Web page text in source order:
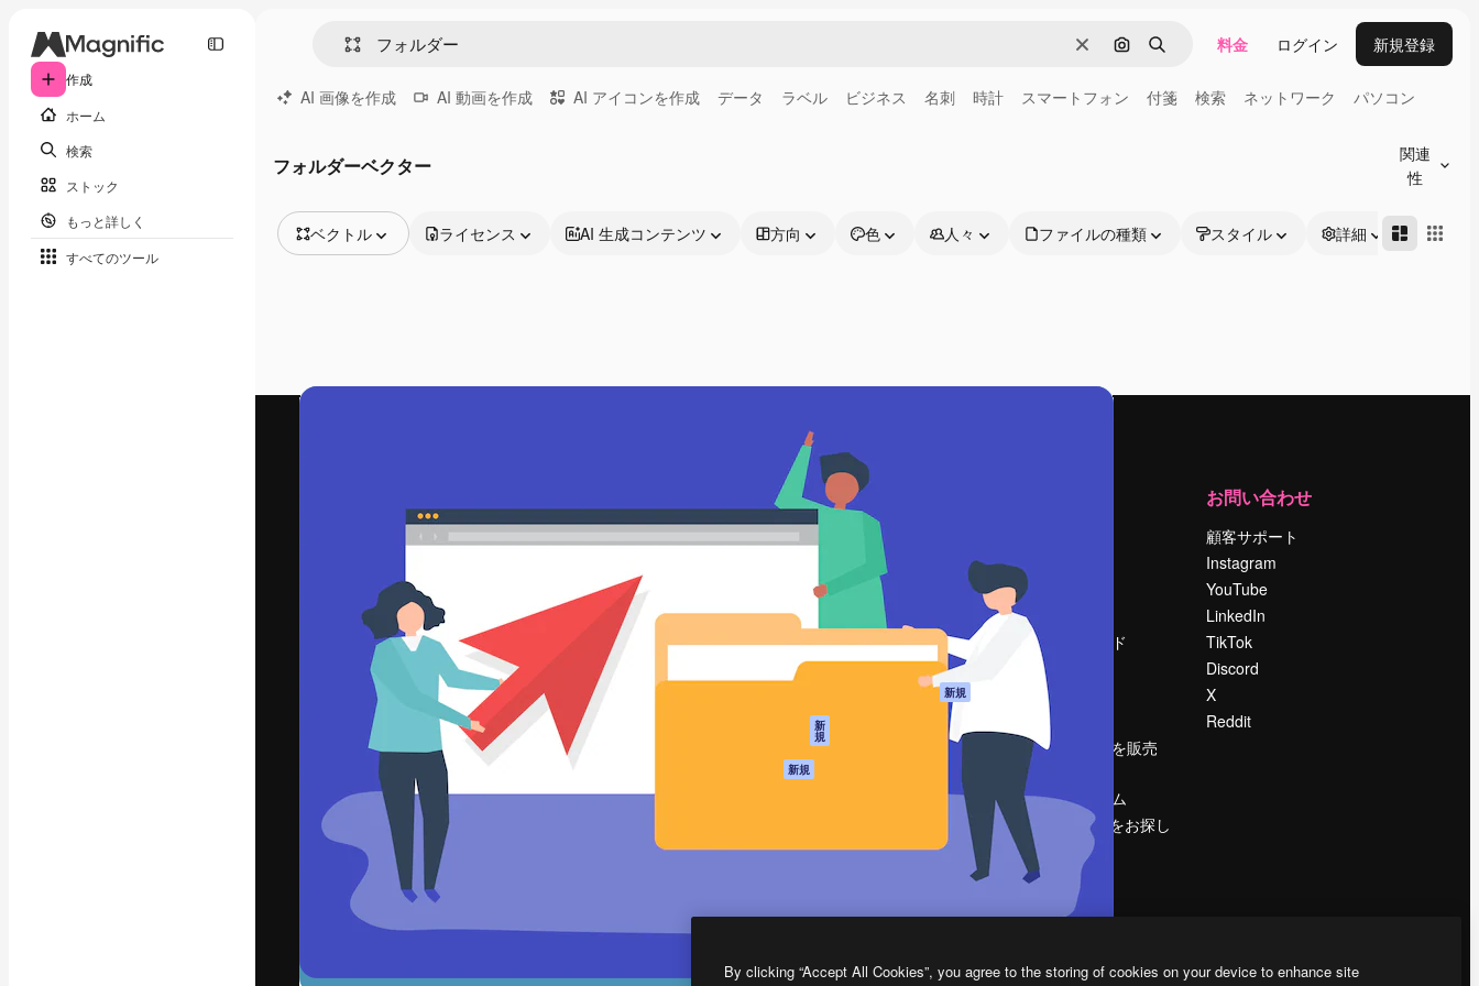
作成
ホーム
検索
ストック
もっと詳しく
すべてのツール
消去 画像で検索
検索 料金 ログイン 新規登録
AI 画像を作成 AI 動画を作成 AI アイコンを作成 データ ラベル ビジネス 名刺 時計 スマートフォン 付箋 検索 ネットワーク パソコン
フォルダーベクター
関連
性
ベクトル
動画
ライセンス AI 生成コンテンツ 方向 色 人々 ファイルの種類 スタイル 詳細
最高のクリエイティブ制作を導くためのプラ
ットフォーム。クリエイター、企業、代理
店、スタジオを含む100万人以上が利用して
います。
日本語
Spaces
AI 画像生成ツール
AI 動画生成ツール
AI 音声合成ツール
ストックコンテン
新
規
新規
すべてのMagnificツ
はじめに
Academy
ドキュメント
サポート
利用規約
プライバシーポリ
シー
オリジナル 新規
クッキーポリシー
トラストセンター
検索トレンド
ブログ
イベント
Slidesgo
コンテンツを販売
プレスルーム
magnific.aiをお探し
ですか？
お問い合わせ
顧客サポート
Instagram
YouTube
LinkedIn
TikTok
Discord
X
Reddit
Freepik Company S.L.U.無断複写・転載を禁じます
By clicking “Accept All Cookies”, you agree to the storing of cookies on your device to enhance site